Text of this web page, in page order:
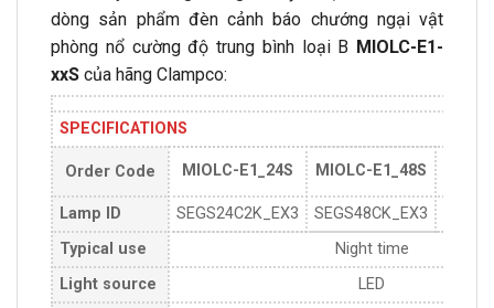
dòng sản phẩm đèn cảnh báo chướng ngại vật
phòng nổ cường độ trung bình loại B MIOLC-E1-
xxS của hãng Clampco:
SPECIFICATIONS
Order Code MIOLC-E1_24S MIOLC-E1_48S
Lamp ID SEGS24C2K_EX3 SEGS48CK_EX3
Typical use
Night time
Light source
LED